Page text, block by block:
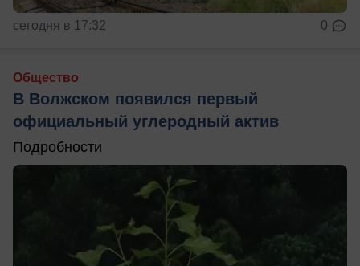
сегодня в 17:32 0
Общество
В Волжском появился первый
официальный углеродный актив
Подробности